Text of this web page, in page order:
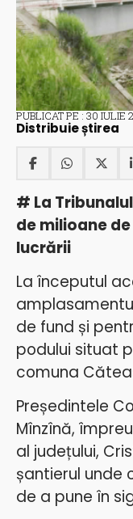
PUBLICAT PE : 30 IULIE
Distribuie știrea
# La
de milioane
lucrării
La începutul
de fund și
podului situat
comuna
Președintele
Mînzînă,
al județului,
șantierul unde
de a pune în